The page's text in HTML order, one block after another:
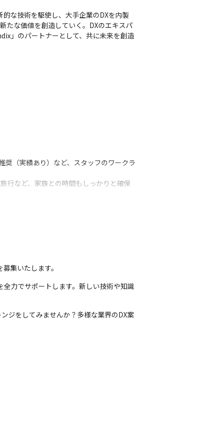
な技術を駆使し、大手企業のDXを内製
たな価値を創造していく。DXのエキスパ
」のパートナーとして、共に未来を創造
奨（実績あり）など、スタッフのワークラ
行など、家族との時間もしっかりと確保
スをいただいています。
環境にするために使用してもらってい
っています。
集いたします。
力でサポートします。新しい技術や知識
ジをしてみませんか？多様な業界のDX案